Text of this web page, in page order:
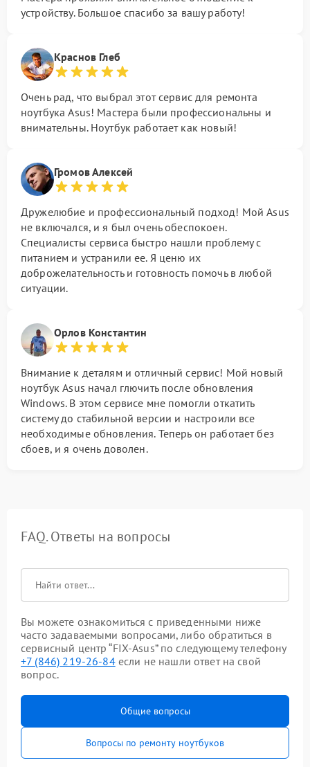
устройству. Большое спасибо за вашу работу!
Краснов Глеб
Очень рад, что выбрал этот сервис для ремонта
ноутбука Asus! Мастера были профессиональны и
внимательны. Ноутбук работает как новый!
Громов Алексей
Дружелюбие и профессиональный подход! Мой Asus
не включался, и я был очень обеспокоен.
Специалисты сервиса быстро нашли проблему с
питанием и устранили ее. Я ценю их
доброжелательность и готовность помочь в любой
ситуации.
Орлов Константин
Внимание к деталям и отличный сервис! Мой новый
ноутбук Asus начал глючить после обновления
Windows. В этом сервисе мне помогли откатить
систему до стабильной версии и настроили все
необходимые обновления. Теперь он работает без
сбоев, и я очень доволен.
FAQ. Ответы на вопросы
Вы можете ознакомиться с приведенными ниже
часто задаваемыми вопросами, либо обратиться в
сервисный центр “FIX-Asus” по следующему телефону
+7 (846) 219-26-84если не нашли ответ на свой
вопрос.
Общие вопросы
Вопросы по ремонту ноутбуков